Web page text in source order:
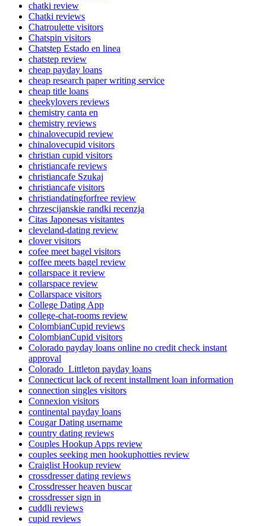
chatki review
Chatki reviews
Chatroulette visitors
Chatspin visitors
Chatstep Estado en linea
chatstep review
cheap payday loans
cheap research paper writing service
cheap title loans
cheekylovers reviews
chemistry canta en
chemistry reviews
chinalovecupid review
chinalovecupid visitors
christian cupid visitors
christiancafe reviews
christiancafe Szukaj
christiancafe visitors
christiandatingforfree review
chrzescijanskie randki recenzja
Citas Japonesas visitantes
cleveland-dating review
clover visitors
cofee meet bagel visitors
coffee meets bagel review
collarspace it review
collarspace review
Collarspace visitors
College Dating App
college-chat-rooms review
ColombianCupid reviews
ColombianCupid visitors
Colorado payday loans online no credit check instant
approval
Colorado_Littleton payday loans
Connecticut lack of recent installment loan information
connection singles visitors
Connexion visitors
continental payday loans
Cougar Dating username
country dating reviews
Couples Hookup Apps review
couples seeking men hookuphotties review
Craiglist Hookup review
crossdresser dating reviews
Crossdresser heaven buscar
crossdresser sign in
cuddli reviews
cupid reviews